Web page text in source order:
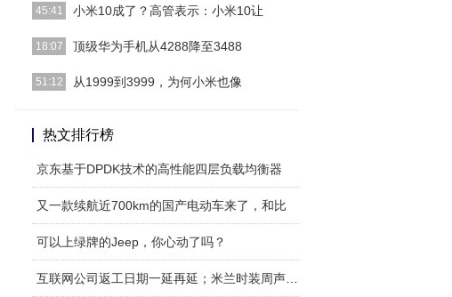
StrategyAnalytics副总监Ville-Petteri U[详细]
45:41 小米10成了？高管表示：小米10让
当然了，除了以上的事实外，其实小米6到了现在已经有
18:07 顶级华为手机从4288降至3488
从外观来看，华为P30的正面是6.1英寸OLED屏幕，并合
51:12 从1999到3999，为何小米也像
1999元了，而时间走到
热文排行榜
京东基于DPDK技术的高性能四层负载均衡器
又一款续航近700km的国产电动车来了，和比
可以上绿牌的Jeep，你心动了吗？